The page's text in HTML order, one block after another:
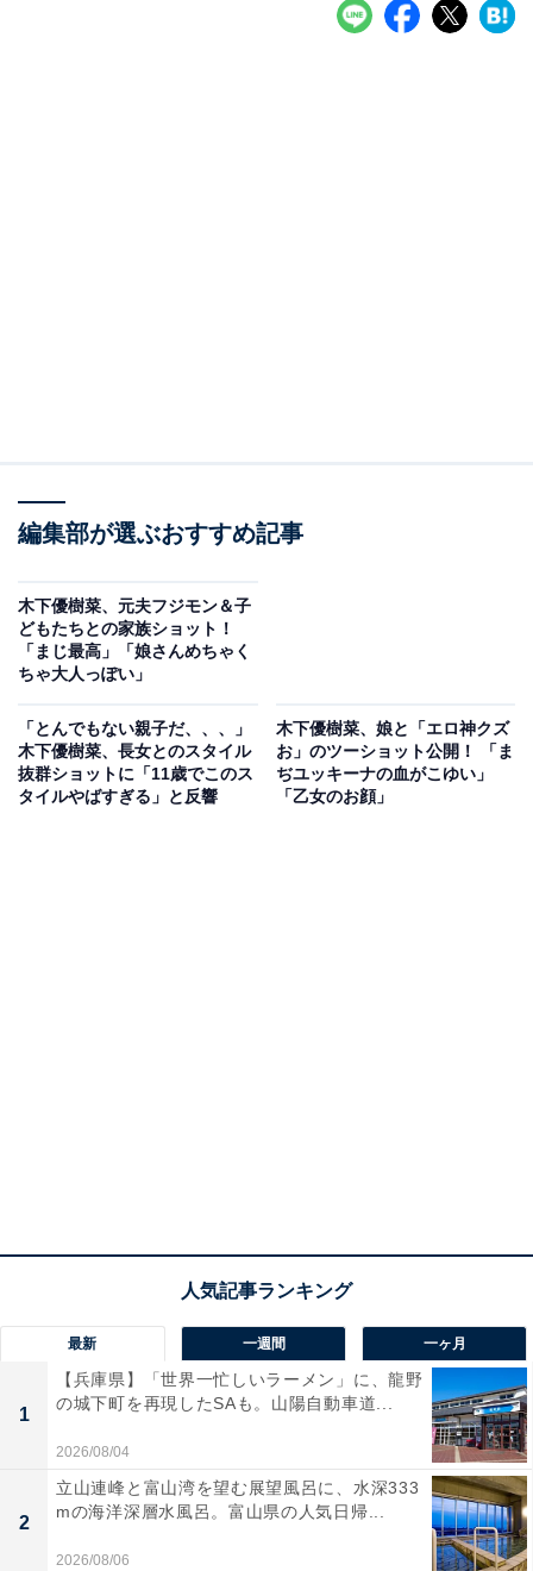
編集部が選ぶおすすめ記事
木下優樹菜、元夫フジモン＆子
どもたちとの家族ショット！
「まじ最高」「娘さんめちゃく
ちゃ大人っぽい」
「とんでもない親子だ、、、」
木下優樹菜、長女とのスタイル
抜群ショットに「11歳でこのス
タイルやばすぎる」と反響
木下優樹菜、娘と「エロ神クズ
お」のツーショット公開！ 「ま
ぢユッキーナの血がこゆい」
「乙女のお顔」
最新 一週間 一ヶ月
1
【兵庫県】「世界一忙しいラーメン」に、龍野
の城下町を再現したSAも。山陽自動車道...
2026/08/04
2
立山連峰と富山湾を望む展望風呂に、水深333
mの海洋深層水風呂。富山県の人気日帰...
2026/08/06